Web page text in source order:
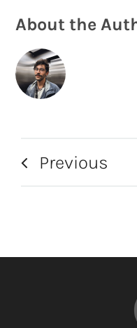
About the
Previous